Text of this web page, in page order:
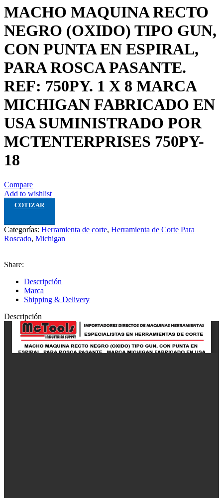
MACHO MAQUINA RECTO
NEGRO (OXIDO) TIPO GUN,
CON PUNTA EN ESPIRAL,
PARA ROSCA PASANTE.
REF: 750PY. 1 X 8 MARCA
MICHIGAN FABRICADO EN
USA SUMINISTRADO POR
MCTENTERPRISES 750PY-
18
Compare
Add to wishlist
COTIZAR
Categorías: Herramienta de corte, Herramienta de Corte Para
Roscado, Michigan
Share:
Descripción
Marca
Shipping & Delivery
Descripción